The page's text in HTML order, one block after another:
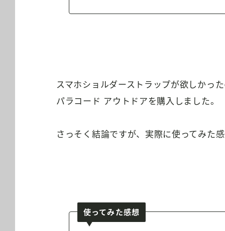
スマホショルダーストラップが欲しかっ
パラコード アウトドアを購入しました。
さっそく結論ですが、実際に使ってみた
使ってみた感想